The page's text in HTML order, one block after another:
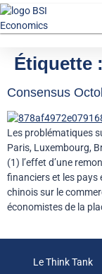
Étiquette :
Consensus
Les problématiques
Paris, Luxembourg,
(1) l’effet d’une
financiers et les pays
chinois sur le
économistes de la
Le Think Tank